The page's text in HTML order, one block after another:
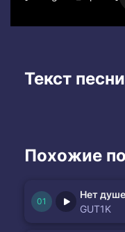
Текст
Похожие
Нет
GUT1K